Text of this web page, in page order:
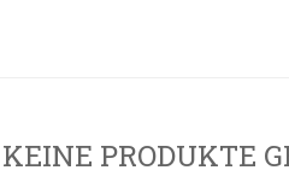
KEINE PRODUKTE